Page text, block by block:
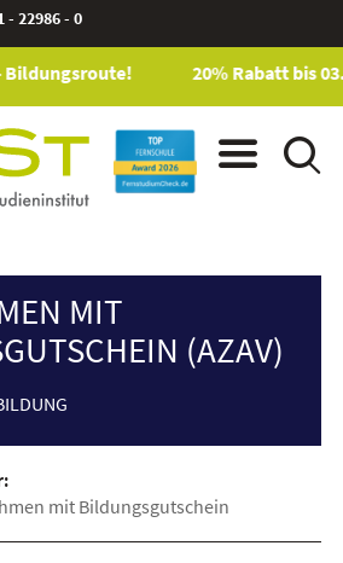
- 22986 - 0
20% Rabatt bis
MIT B
(AZAV)
mit Bildungsgutschein